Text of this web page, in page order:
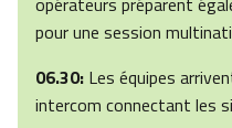
pour une session
06.30: Les équipes
intercom connectant les